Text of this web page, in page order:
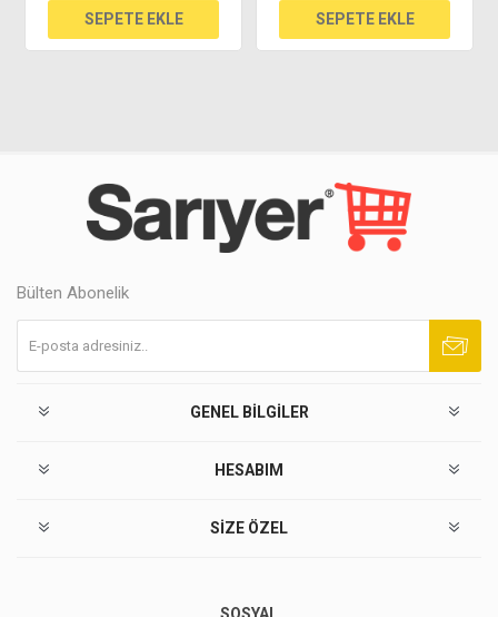
Bülten Abonelik
GENEL BILGILER
HESABIM
SIZE ÖZEL
SOSYAL